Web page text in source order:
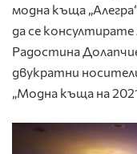
модна къща
да се консултирате
Радостина
двукратни
„Модна къща на